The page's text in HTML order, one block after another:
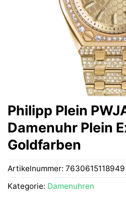
Philipp Plein
Damenuhr Plein
Goldfarben
Artikelnummer: 7630615118949
Kategorie: Damenuhren